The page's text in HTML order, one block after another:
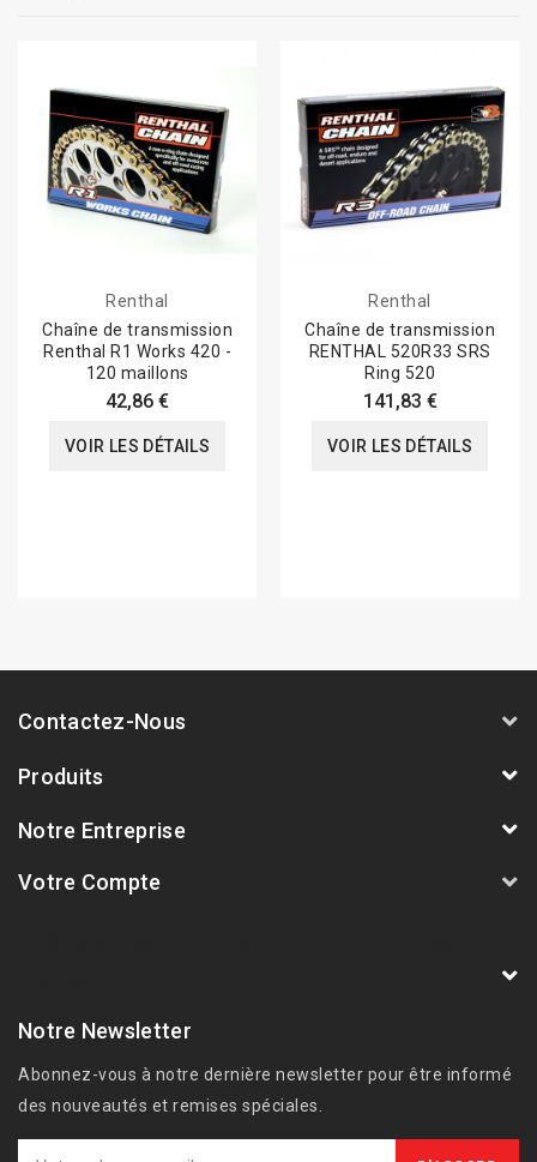
Renthal
Chaîne de transmission
Renthal R1 Works 420 -
120 maillons
42,86 €
VOIR LES DÉTAILS
Renthal
Chaîne de transmission
RENTHAL 520R33 SRS
Ring 520
141,83 €
VOIR LES DÉTAILS
Contactez-Nous
Produits
Notre Entreprise
Votre Compte
Notre Newsletter
Abonnez-vous à notre dernière newsletter pour être informé
des nouveautés et remises spéciales.